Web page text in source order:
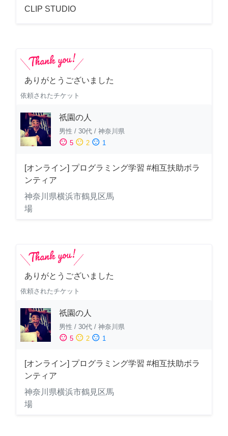
CLIP STUDIO
ありがとうございました
依頼されたチケット
祇園の人
男性 / 30代 / 神奈川県
sentiment_satisfied 5 sentiment_neutral 2 sentiment_dissatisfied 1
[オンライン] プログラミング学習 #相互扶助ボラ
ンティア
神奈川県横浜市鶴見区馬
場
ありがとうございました
依頼されたチケット
祇園の人
男性 / 30代 / 神奈川県
sentiment_satisfied 5 sentiment_neutral 2 sentiment_dissatisfied 1
[オンライン] プログラミング学習 #相互扶助ボラ
ンティア
神奈川県横浜市鶴見区馬
場